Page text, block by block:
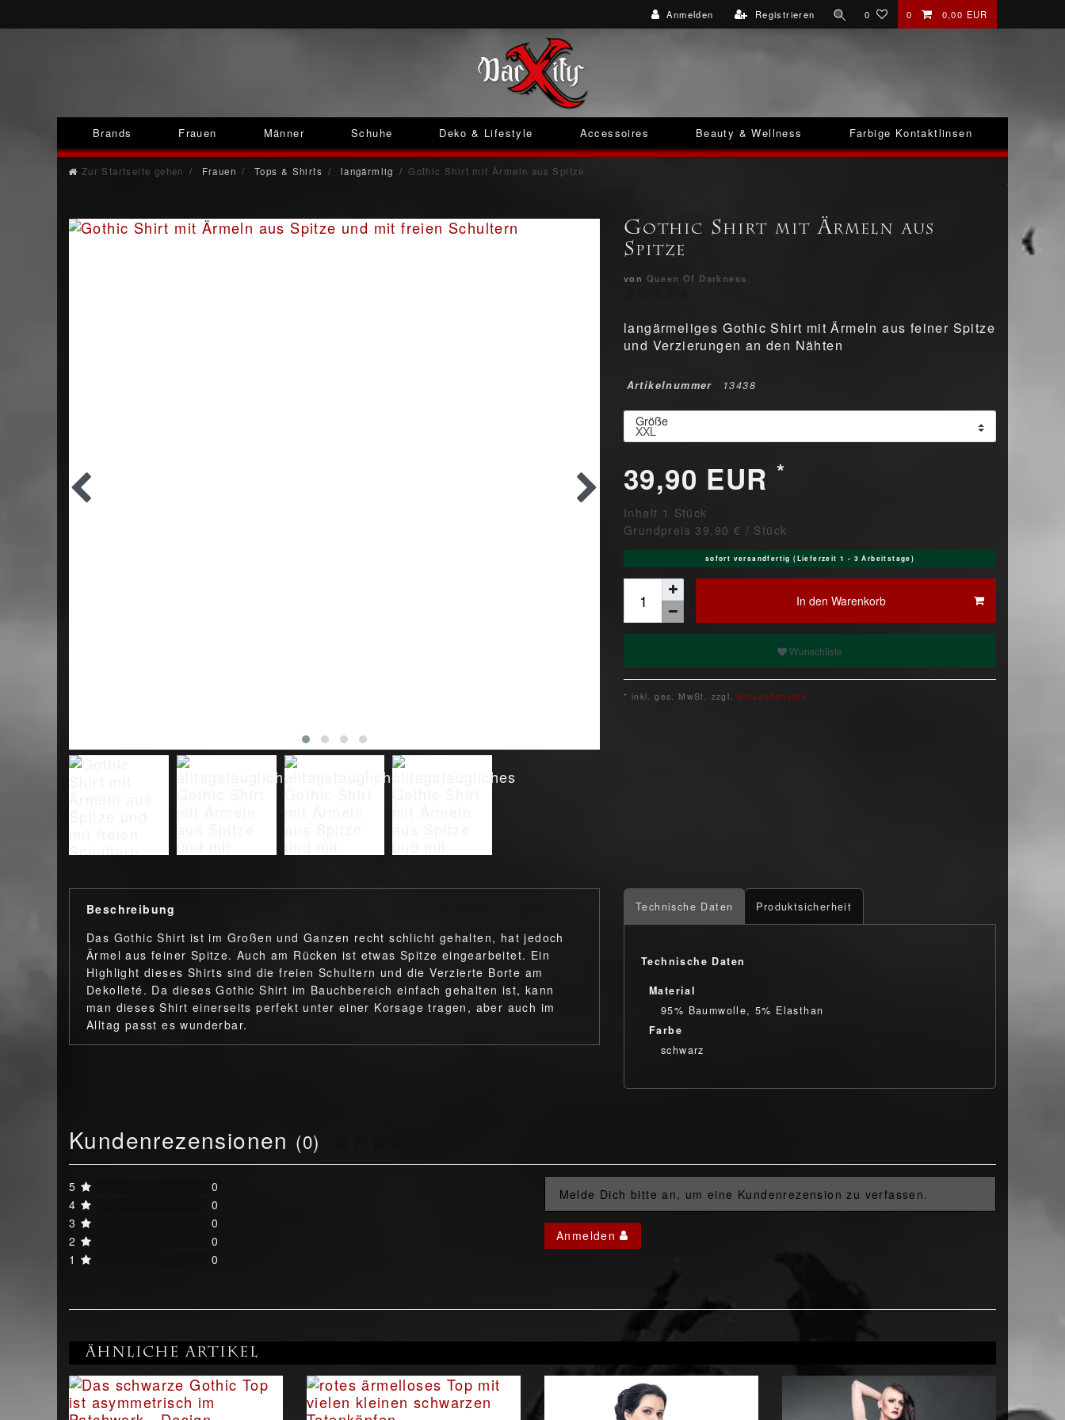
Anmelden Registrieren 0 0 0,00 EUR
Brands Frauen Männer Schuhe Deko & Lifestyle Accessoires Beauty & Wellness Farbige Kontaktlinsen
Zur Startseite gehen Frauen Tops & Shirts langärmlig Gothic Shirt mit Ärmeln aus Spitze
Gothic Shirt mit Ärmeln aus
Spitze
von Queen Of Darkness
langärmeliges Gothic Shirt mit Ärmeln aus feiner Spitze
und Verzierungen an den Nähten
Artikelnummer 13438
Größe
39,90 EUR *
Inhalt 1 Stück
Grundpreis 39,90 € / Stück
sofort versandfertig (Lieferzeit 1 - 3 Arbeitstage)
In den Warenkorb
Wunschliste
* inkl. ges. MwSt. zzgl. Versandkosten
Beschreibung
Das Gothic Shirt ist im Großen und Ganzen recht schlicht gehalten, hat jedoch
Ärmel aus feiner Spitze. Auch am Rücken ist etwas Spitze eingearbeitet. Ein
Highlight dieses Shirts sind die freien Schultern und die Verzierte Borte am
Dekolleté. Da dieses Gothic Shirt im Bauchbereich einfach gehalten ist, kann
man dieses Shirt einerseits perfekt unter einer Korsage tragen, aber auch im
Alltag passt es wunderbar.
Technische Daten Produktsicherheit
Technische Daten
Material
95% Baumwolle, 5% Elasthan
Farbe
schwarz
Kundenrezensionen (0)
5
0
4
0
3
0
2
0
1
0
Melde Dich bitte an, um eine Kundenrezension zu verfassen.
Anmelden
Ähnliche Artikel